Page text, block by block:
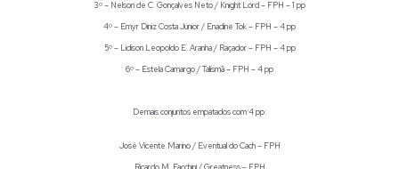
3º – Nelson de C. Gonçalves Neto / Knight Lord – FPH – 1 pp
4º – Emyr Diniz Costa Junior / Enadine Tok – FPH – 4 pp
5º – Lidison Leopoldo E. Aranha / Raçador – FPH – 4 pp
6º – Estela Camargo / Talismã – FPH – 4 pp
Demais conjuntos empatados com 4 pp:
José Vicente Marino / Eventual do Cach – FPH